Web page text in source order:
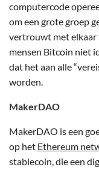
computercode
om een grote groep
vertrouwt met elkaar
mensen Bitcoin niet
dat het aan alle
worden.
MakerDAO
MakerDAO is een
op het Ethereum
stablecoin, die een